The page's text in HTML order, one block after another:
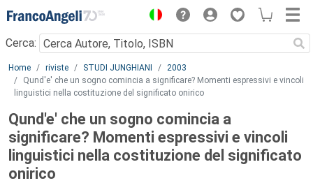
Menu
Cerca:
Main content
Home riviste STUDI JUNGHIANI
2003
Qund'e' che un sogno comincia a significare? Momenti espressivi e vincoli
linguistici nella costituzione del significato onirico
Qund'e' che un sogno comincia a
significare? Momenti espressivi e vincoli
linguistici nella costituzione del significato
onirico